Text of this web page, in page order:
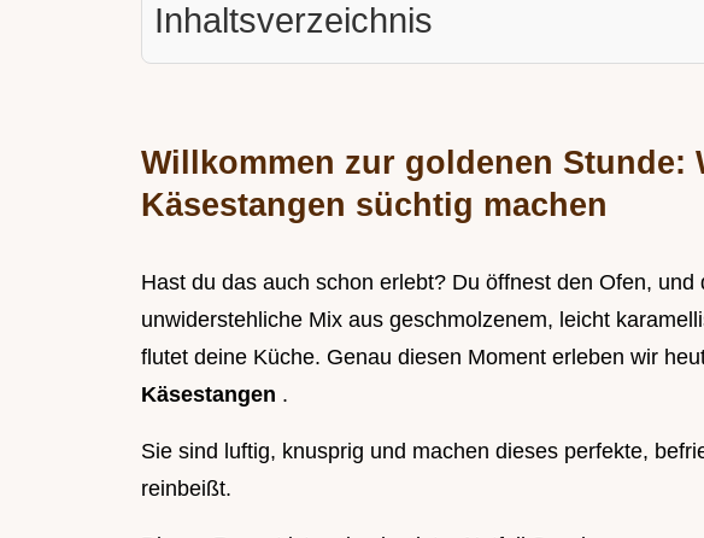
Inhaltsverzeichnis
Willkommen zur goldenen Stunde:
Käsestangen süchtig machen
Hast du das auch schon erlebt? Du öffnest den Ofen, und
unwiderstehliche Mix aus geschmolzenem, leicht
flutet deine Küche. Genau diesen Moment erleben wir
Käsestangen .
Sie sind luftig, knusprig und machen dieses perfekte,
reinbeißt.